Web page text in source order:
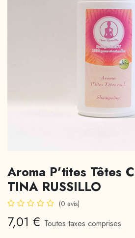
Aroma P'tites Têtes
TINA RUSSILLO
(0 avis)
7,01 € Toutes taxes comprises